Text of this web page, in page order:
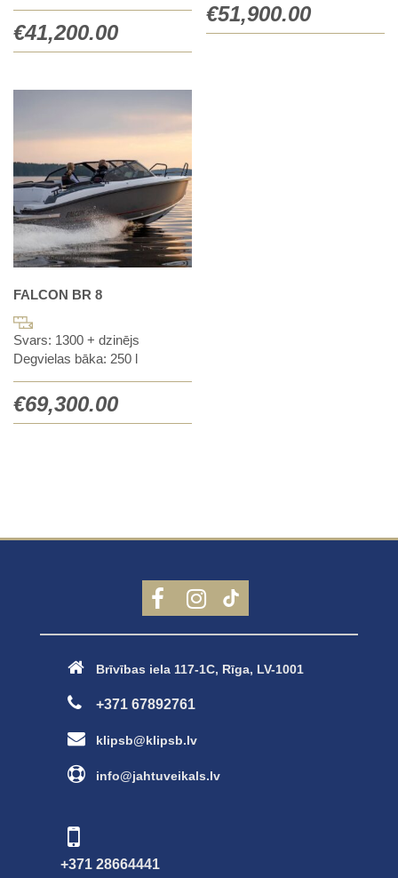
€41,200.00
€51,900.00
FALCON BR 8
Svars: 1300 + dzinējs
Degvielas bāka: 250 l
€69,300.00
Brīvības iela 117-1C, Rīga, LV-1001
+371 67892761
klipsb@klipsb.lv
info@jahtuveikals.lv
+371 28664441